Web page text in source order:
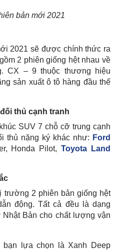
bản mới 2021
2021 sẽ được chính thức ra
2 phiên giống hệt nhau về
CX – 9 thuộc thương hiệu
sản xuất ô tô hàng đầu thế
thủ cạnh tranh
SUV 7 chỗ cỡ trung cạnh
thủ nặng ký khác như: Ford
Honda Pilot,Toyota Land
trường 2 phiên bản giống hệt
động. Tất cả đều là dạng
Bản cho chất lượng vận
lựa chọn là Xanh Deep